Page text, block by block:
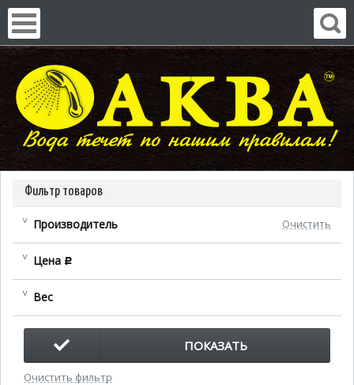
Фильтр товаров
Производитель Очистить
Цена c
Вес
ПОКАЗАТЬ
Очистить фильтр